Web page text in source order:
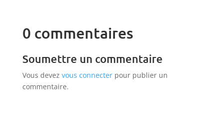
0 commentaires
Soumettre un commentaire
Vous devez vous connecterpour publier un
commentaire.